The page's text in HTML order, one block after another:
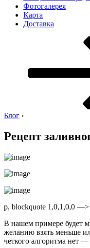
Фотогалерея
Карта
Доставка
Блог ›
Рецепт
p, blockquote 1,0,1,0,0 —>
В нашем примере будет
желанию взять меньше
четкого алгоритма нет